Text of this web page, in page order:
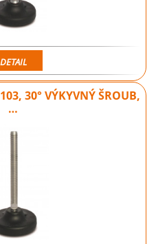
DETAIL
30° VÝKYVNÝ ŠROUB,
…